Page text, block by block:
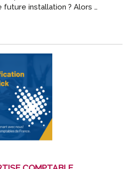
installation ? Alors …